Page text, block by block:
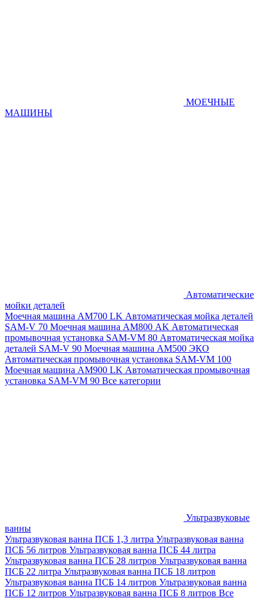
МОЕЧНЫЕ
МАШИНЫ
Автоматические
мойки деталей
Моечная машина AM700 LK Автоматическая мойка деталей
SAM-V 70 Моечная машина АМ800 AK Автоматическая
промывочная установка SAM-VM 80 Автоматическая мойка
деталей SAM-V 90 Моечная машина АМ500 ЭКО
Автоматическая промывочная установка SAM-VM 100
Моечная машина AM900 LK Автоматическая промывочная
установка SAM-VM 90 Все категории
Ультразвуковые
ванны
Ультразвуковая ванна ПСБ 1,3 литра Ультразвуковая ванна
ПСБ 56 литров Ультразвуковая ванна ПСБ 44 литра
Ультразвуковая ванна ПСБ 28 литров Ультразвуковая ванна
ПСБ 22 литра Ультразвуковая ванна ПСБ 18 литров
Ультразвуковая ванна ПСБ 14 литров Ультразвуковая ванна
ПСБ 12 литров Ультразвуковая ванна ПСБ 8 литров Все